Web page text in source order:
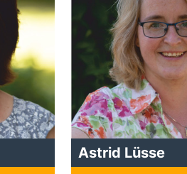
Astrid Lüsse